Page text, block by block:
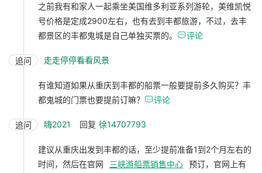
之前我有和家人一起乘坐美国维多利亚系列游轮，美维凯悦
号价格是定成2900左右，也有去到丰都旅游，不过，去丰
都景区的丰都鬼城是自己单独买票的。 评论
追问 走走停停看看风景
有谁知道如果从重庆到丰都的船票一般要提前多久购买？丰
都鬼城的门票也要提前订嘛？ 评论
追问 嗨2021 回复 徐14707793
建议从重庆出发到丰都的话，至少提前准备1到2个月左右的
时间，然后在官网
三峡游船票销售中心 预订，官网上有